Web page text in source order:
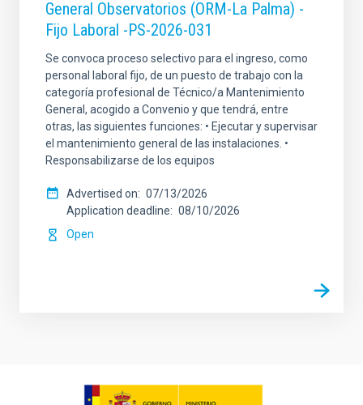
General Observatorios (ORM-La Palma) -
Fijo Laboral -PS-2026-031
Se convoca proceso selectivo para el ingreso, como
personal laboral fijo, de un puesto de trabajo con la
categoría profesional de Técnico/a Mantenimiento
General, acogido a Convenio y que tendrá, entre
otras, las siguientes funciones: • Ejecutar y supervisar
el mantenimiento general de las instalaciones. •
Responsabilizarse de los equipos
Advertised on
07/13/2026
Application deadline
08/10/2026
Open